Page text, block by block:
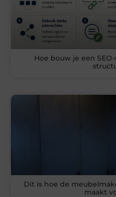
Hoe bouw je een
Dit is hoe de
maakt